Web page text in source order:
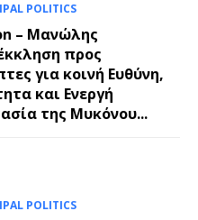
POLITICS
– Μανώλης
προς
για κοινή Ευθύνη,
και Ενεργή
της Μυκόνου...
POLITICS